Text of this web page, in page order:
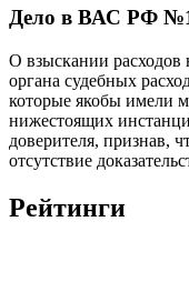
Дело в ВАС РФ
О взыскании
органа судебных
которые якобы имели
нижестоящих
доверителя, признав,
отсутствие
Рейтинги